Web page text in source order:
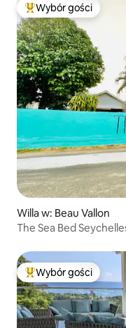
Najpopularniejsze z
Wybór gości
Willa w: Beau Vallon
The Sea Bed
Najpopularniejsze z
Wybór gości